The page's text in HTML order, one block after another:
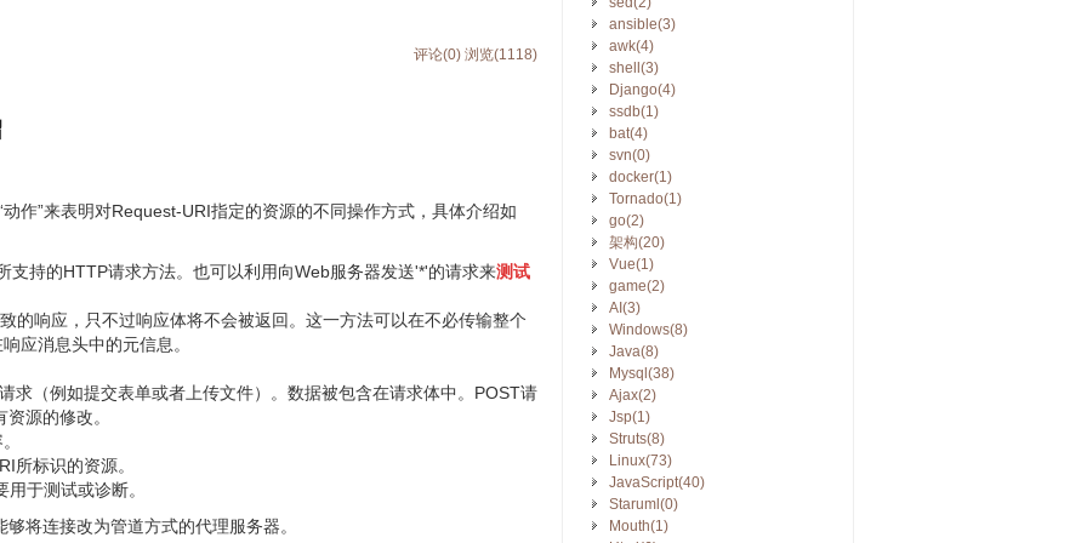
评论(0) 浏览(1118)
作”来表明对Request-URI指定的资源的不同操作方式，具体介绍如
支持的HTTP请求方法。也可以利用向Web服务器发送'*'的请求来测试
的响应，只不过响应体将不会被返回。这一方法可以在不必传输整个
应消息头中的元信息。
求（例如提交表单或者上传文件）。数据被包含在请求体中。POST请
源的修改。
所标识的资源。
用于测试或诊断。
将连接改为管道方式的代理服务器。
ansible(3)
awk(4)
shell(3)
Django(4)
ssdb(1)
bat(4)
svn(0)
docker(1)
Tornado(1)
go(2)
架构(20)
Vue(1)
game(2)
AI(3)
Windows(8)
Java(8)
Mysql(38)
Ajax(2)
Jsp(1)
Struts(8)
Linux(73)
JavaScript(40)
Staruml(0)
Mouth(1)